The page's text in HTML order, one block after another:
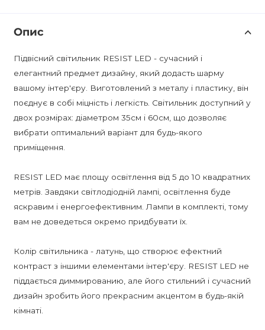
Опис
Підвісний світильник RESIST LED - сучасний і
елегантний предмет дизайну, який додасть шарму
вашому інтер'єру. Виготовлений з металу і пластику, він
поєднує в собі міцність і легкість. Світильник доступний у
двох розмірах: діаметром 35см і 60см, що дозволяє
вибрати оптимальний варіант для будь-якого
приміщення.
RESIST LED має площу освітлення від 5 до 10 квадратних
метрів. Завдяки світлодіодній лампі, освітлення буде
яскравим і енергоефективним. Лампи в комплекті, тому
вам не доведеться окремо придбувати їх.
Колір світильника - латунь, що створює ефектний
контраст з іншими елементами інтер'єру. RESIST LED не
піддається диммированию, але його стильний і сучасний
дизайн зробить його прекрасним акцентом в будь-якій
кімнаті.